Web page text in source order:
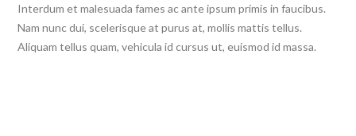
Interdum et malesuada fames ac ante ipsum primis in faucibus.
Nam nunc dui, scelerisque at purus at, mollis mattis tellus.
Aliquam tellus quam, vehicula id cursus ut, euismod id massa.